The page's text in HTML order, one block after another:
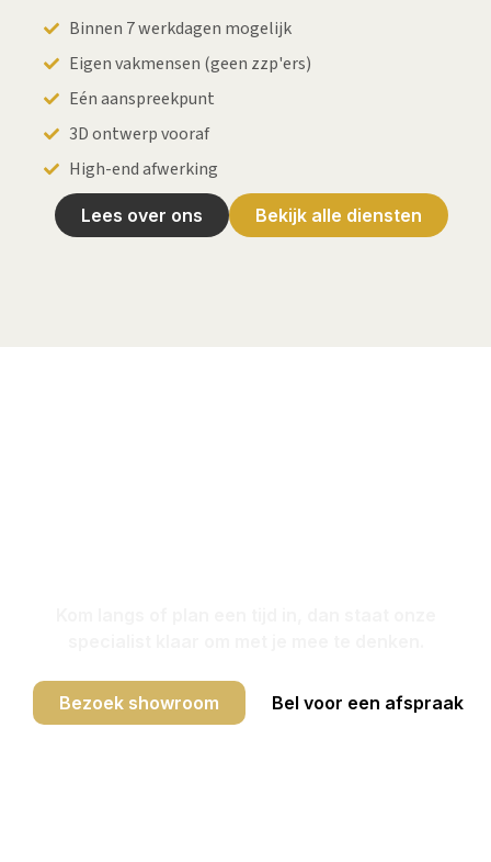
Binnen 7 werkdagen mogelijk
Eigen vakmensen (geen zzp'ers)
Eén aanspreekpunt
3D ontwerp vooraf
High-end afwerking
Lees over ons Bekijk alle diensten
Bezoek showroom Bel voor een afspraak